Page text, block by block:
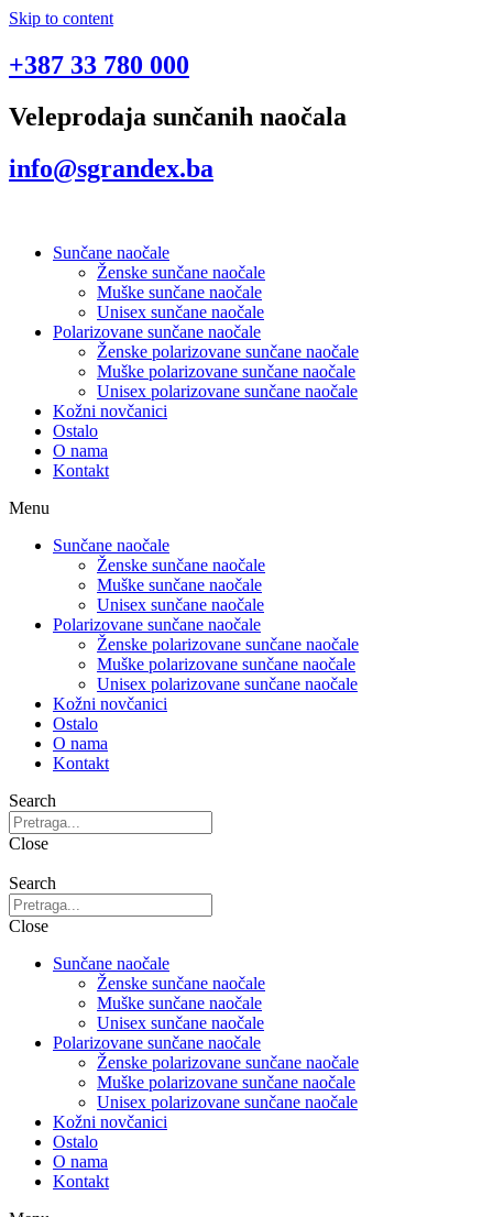
Skip to content
+387 33 780 000
Veleprodaja sunčanih naočala
info@sgrandex.ba
Sunčane naočale
Ženske sunčane naočale
Muške sunčane naočale
Unisex sunčane naočale
Polarizovane sunčane naočale
Ženske polarizovane sunčane naočale
Muške polarizovane sunčane naočale
Unisex polarizovane sunčane naočale
Kožni novčanici
Ostalo
O nama
Kontakt
Menu
Sunčane naočale
Ženske sunčane naočale
Muške sunčane naočale
Unisex sunčane naočale
Polarizovane sunčane naočale
Ženske polarizovane sunčane naočale
Muške polarizovane sunčane naočale
Unisex polarizovane sunčane naočale
Kožni novčanici
Ostalo
O nama
Kontakt
Search
Close
Search
Close
Sunčane naočale
Ženske sunčane naočale
Muške sunčane naočale
Unisex sunčane naočale
Polarizovane sunčane naočale
Ženske polarizovane sunčane naočale
Muške polarizovane sunčane naočale
Unisex polarizovane sunčane naočale
Kožni novčanici
Ostalo
O nama
Kontakt